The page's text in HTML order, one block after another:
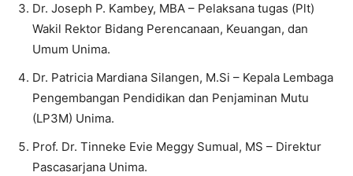
Dr. Joseph P. Kambey, MBA – Pelaksana tugas (Plt)
Wakil Rektor Bidang Perencanaan, Keuangan, dan
Umum Unima.
Dr. Patricia Mardiana Silangen, M.Si – Kepala Lembaga
Pengembangan Pendidikan dan Penjaminan Mutu
(LP3M) Unima.
Prof. Dr. Tinneke Evie Meggy Sumual, MS – Direktur
Pascasarjana Unima.